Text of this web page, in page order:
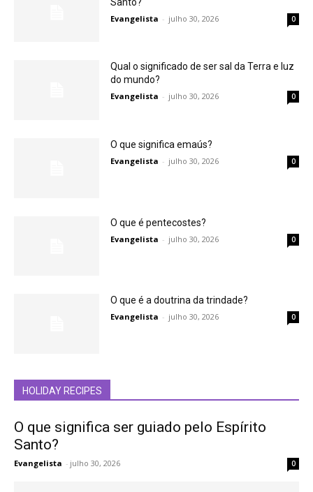
Evangelista - julho 30, 2026 0
Qual o significado de ser sal da Terra e luz
do mundo?
Evangelista - julho 30, 2026 0
O que significa emaús?
Evangelista - julho 30, 2026 0
O que é pentecostes?
Evangelista - julho 30, 2026 0
O que é a doutrina da trindade?
Evangelista - julho 30, 2026 0
HOLIDAY RECIPES
O que significa ser guiado pelo Espírito
Santo?
Evangelista - julho 30, 2026 0